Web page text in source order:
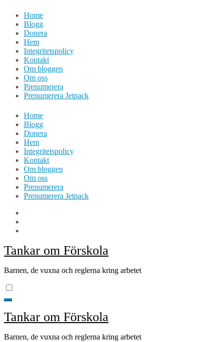
Hoppa
innehåll
Home
Blogg
Donera
Hem
Integritetspolicy
Kontakt
Om bloggen
Om oss
Prenumerera
Prenumerera Jetpack
Home
Blogg
Donera
Hem
Integritetspolicy
Kontakt
Om bloggen
Om oss
Prenumerera
Prenumerera Jetpack
Tankar om Förskola
Barnen, de vuxna och reglerna kring arbetet
Tankar om Förskola
Barnen, de vuxna och reglerna kring arbetet